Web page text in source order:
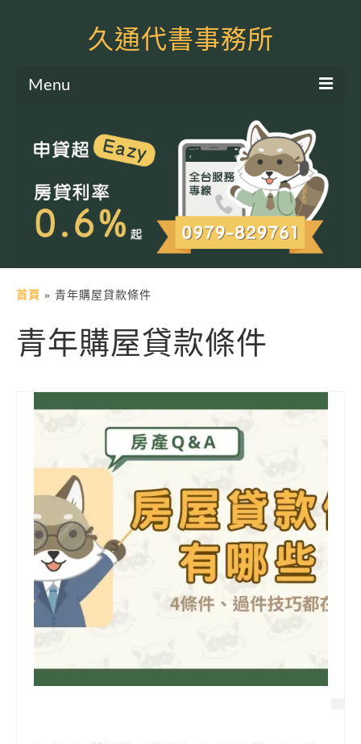
久通代書事務所
Menu
土地二胎申貸
房屋二胎申貸
軍公教貸款
土地貸款
房屋貸款
信用貸款
代書貸款
銀行貸款
其他貸款
申貸Q&A
久通專欄
時事解析
生活理財
首頁 » 青年購屋貸款條件
青年購屋貸款條件